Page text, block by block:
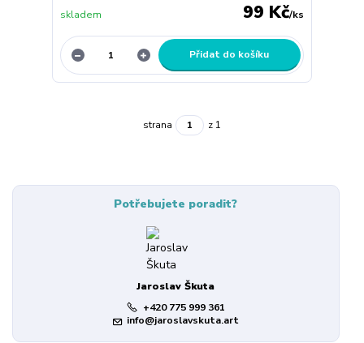
99 Kč/ks
skladem
Přidat do košíku
strana z 1
Potřebujete poradit?
Jaroslav Škuta
+420 775 999 361
info@jaroslavskuta.art